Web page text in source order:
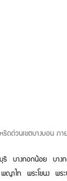
รีดด่วนเขตบางบอน
รี บางกอกน้อย บาง
พญาไท พระโขนง พร